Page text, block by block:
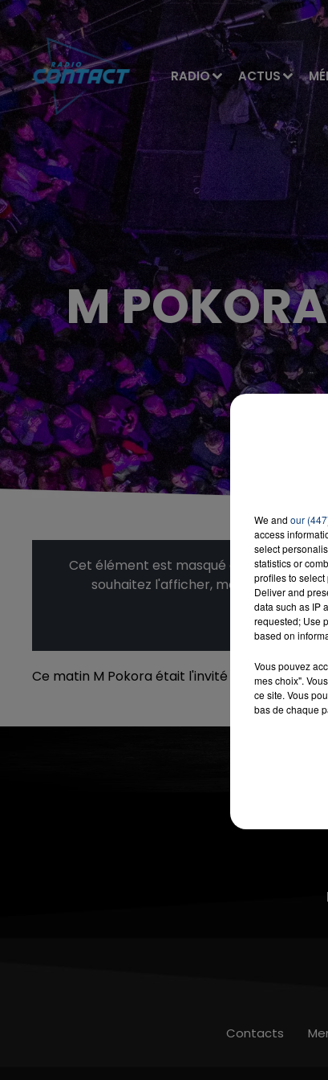
RADIO ACTUS
M
Cet élément est masqué compte-tenu
souhaitez l'afficher, merci de nous
Ce matin M Pokora était l'invité d'Arthur & Lily
Contacts
We and our
access
select
statistics or
profiles to
Deliver and
data such as IP
requested; Use
based on
Vous pouvez
mes choix".
ce site. Vous
bas de chaque